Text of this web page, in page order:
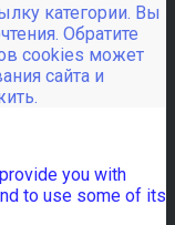
категории. Вы
Обратите
cookies может
сайта и
you with
to use some of its